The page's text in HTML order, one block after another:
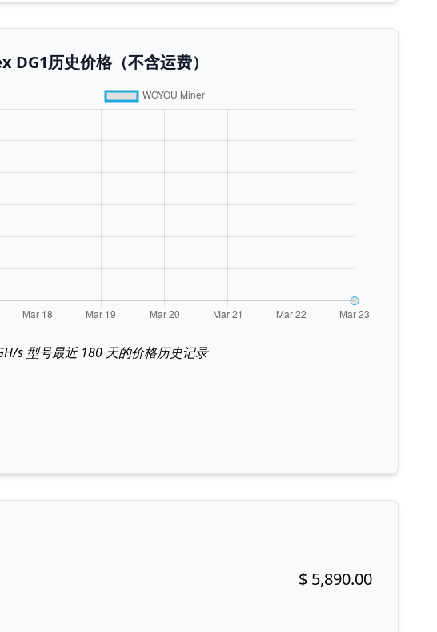
DG1历史价格（不含运费）
s 型号最近 180 天的价格历史记录
Buy now!
$ 5,890.00